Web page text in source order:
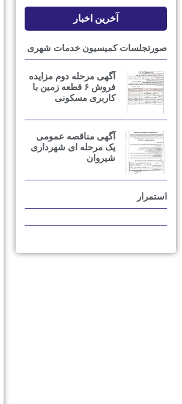
آخرین اخبار
صورتجلسات کمیسیون خدمات شهری
آگهی مرحله دوم مزایده
فروش ۶ قطعه زمین با
کاربری مسکونی
آگهی مناقصه عمومی
یک مرحله ای شهرداری
شیروان
استمرار